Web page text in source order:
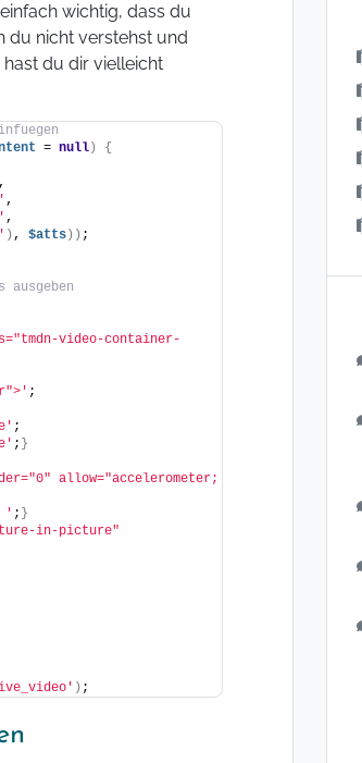
wichtig, dass du
du nicht verstehst und
hast du dir vielleicht
= null )
{
,
,
,
) , $atts )) ;
video-container-
;
;
; }
allow="accelerometer;
' ; }
in-picture"
) ;